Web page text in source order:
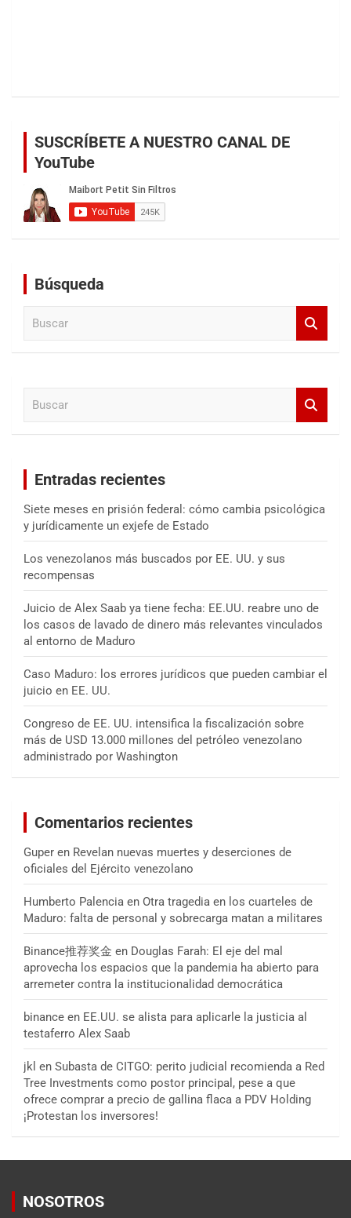
SUSCRÍBETE A NUESTRO CANAL DE
YouTube
Búsqueda
Entradas recientes
Siete meses en prisión federal: cómo cambia psicológica
y jurídicamente un exjefe de Estado
Los venezolanos más buscados por EE. UU. y sus
recompensas
Juicio de Alex Saab ya tiene fecha: EE.UU. reabre uno de
los casos de lavado de dinero más relevantes vinculados
al entorno de Maduro
Caso Maduro: los errores jurídicos que pueden cambiar el
juicio en EE. UU.
Congreso de EE. UU. intensifica la fiscalización sobre
más de USD 13.000 millones del petróleo venezolano
administrado por Washington
Comentarios recientes
Guper en Revelan nuevas muertes y deserciones de
oficiales del Ejército venezolano
Humberto Palencia en Otra tragedia en los cuarteles de
Maduro: falta de personal y sobrecarga matan a militares
Binance推荐奖金 en Douglas Farah: El eje del mal
aprovecha los espacios que la pandemia ha abierto para
arremeter contra la institucionalidad democrática
binance en EE.UU. se alista para aplicarle la justicia al
testaferro Alex Saab
jkl en Subasta de CITGO: perito judicial recomienda a Red
Tree Investments como postor principal, pese a que
ofrece comprar a precio de gallina flaca a PDV Holding
¡Protestan los inversores!
NOSOTROS